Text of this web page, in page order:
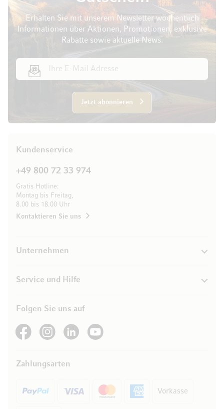
Erhalten Sie mit unserem Newsletter wöchentlich
Informationen über Aktionen, Promotionen, exklusive
Rabatte sowie aktuelle News.
Jetzt abonnieren
Kundenservice
+49 800 72 33 974
Gratis Hotline:
Montag bis Freitag,
8.00 bis 18.00 Uhr
Kontaktieren Sie uns
Unternehmen
Service und Hilfe
Folgen Sie uns auf
See our FacebookSee our Instagram account
See our LinkedInSee our YouTube channel
Zahlungsarten
Vorkasse